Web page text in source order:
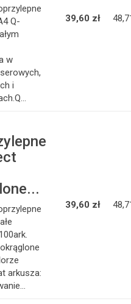
Q-
w
i
39,60 zł
arkusza:
39,60 zł